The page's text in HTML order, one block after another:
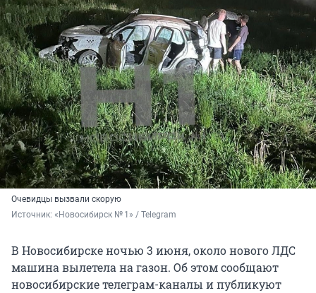
Очевидцы вызвали скорую
Источник: «Новосибирск № 1» / Telegram
В Новосибирске ночью 3 июня, около нового ЛДС
машина вылетела на газон. Об этом сообщают
новосибирские телеграм-каналы и публикуют